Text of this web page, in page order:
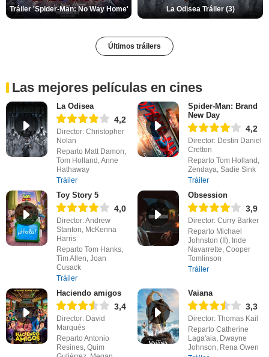
Tráiler 'Spider-Man: No Way Home' La Odisea Tráiler (3)
Últimos tráilers
Las mejores películas en cines
La Odisea
4,2
Director: Christopher
Nolan
Reparto Matt Damon,
Tom Holland, Anne
Hathaway
Tráiler
Spider-Man: Brand
New Day
4,2
Director: Destin Daniel
Cretton
Reparto Tom Holland,
Zendaya, Sadie Sink
Tráiler
Toy Story 5
4,0
Director: Andrew
Stanton, McKenna
Harris
Reparto Tom Hanks,
Tim Allen, Joan
Cusack
Tráiler
Obsession
3,9
Director: Curry Barker
Reparto Michael
Johnston (II), Inde
Navarrette, Cooper
Tomlinson
Tráiler
Haciendo amigos
3,4
Director: David
Marqués
Reparto Antonio
Resines, Quim
Vaiana
3,3
Director: Thomas Kail
Reparto Catherine
Laga'aia, Dwayne
Johnson, Rena Owen